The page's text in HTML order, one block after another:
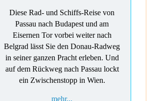
Diese Rad- und Schiffs-Reise von
Passau nach Budapest und am
Eisernen Tor vorbei weiter nach
Belgrad lässt Sie den Donau-Radweg
in seiner ganzen Pracht erleben. Und
auf dem Rückweg nach Passau lockt
ein Zwischenstopp in Wien.
mehr...